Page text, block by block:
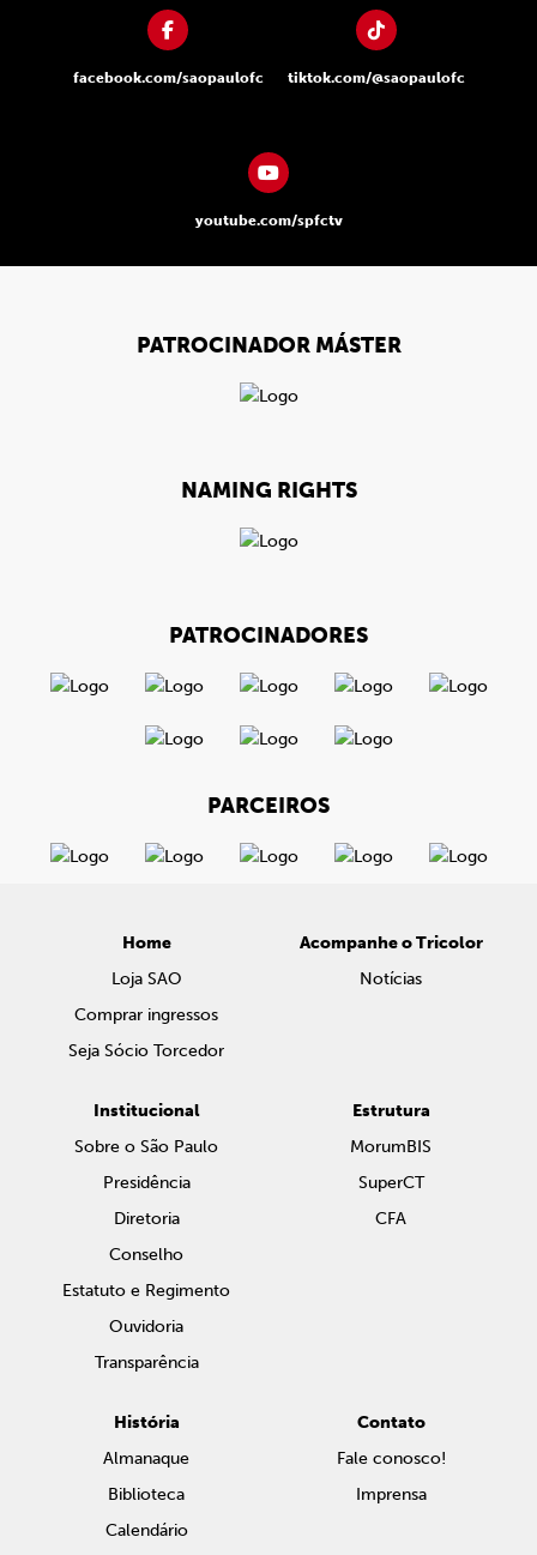
facebook.com/saopaulofc tiktok.com/@saopaulofc
youtube.com/spfctv
PATROCINADOR MÁSTER
NAMING RIGHTS
PATROCINADORES
PARCEIROS
Home
Loja SAO
Comprar ingressos
Seja Sócio Torcedor
Acompanhe o Tricolor
Notícias
Institucional
Sobre o São Paulo
Presidência
Diretoria
Conselho
Estatuto e Regimento
Ouvidoria
Transparência
Estrutura
MorumBIS
SuperCT
CFA
História
Almanaque
Biblioteca
Calendário
Contato
Fale conosco!
Imprensa